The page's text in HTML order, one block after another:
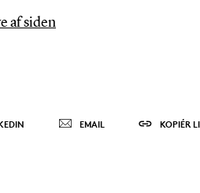
af siden
EMAIL KOPIÉR